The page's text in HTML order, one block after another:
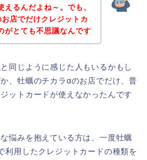
えるんだよね～。でも、
店でだけクレジットカ
がとても不思議なんです
同じように感じた人もいるかもし
、牡蠣のチカラαのお店でだけ、普
ットカードが使えなかったんです
悩みを抱えている方は、一度牡蠣
利用したクレジットカードの種類を